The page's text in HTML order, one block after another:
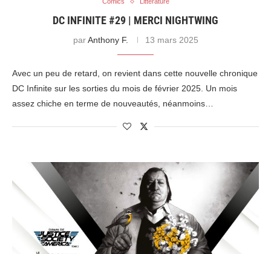
Comics Littérature
DC INFINITE #29 | MERCI NIGHTWING
parAnthony F. 13 mars 2025
Avec un peu de retard, on revient dans cette nouvelle chronique
DC Infinite sur les sorties du mois de février 2025. Un mois
assez chiche en terme de nouveautés, néanmoins…